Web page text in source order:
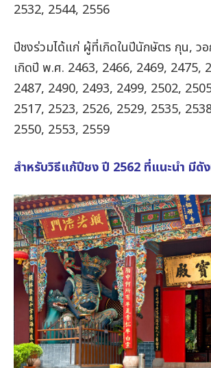
2532, 2544, 2556
ปีชงร่วมได้แก่ ผู้ที่เกิดในปีนักษัตร กุน, ว
เกิดปี พ.ศ. 2463, 2466, 2469, 2475,
2487, 2490, 2493, 2499, 2502,
2517, 2523, 2526, 2529, 2535,
2550, 2553, 2559
สำหรับวิธีแก้ปีชง ปี 2562 ที่แนะนำ มีดั